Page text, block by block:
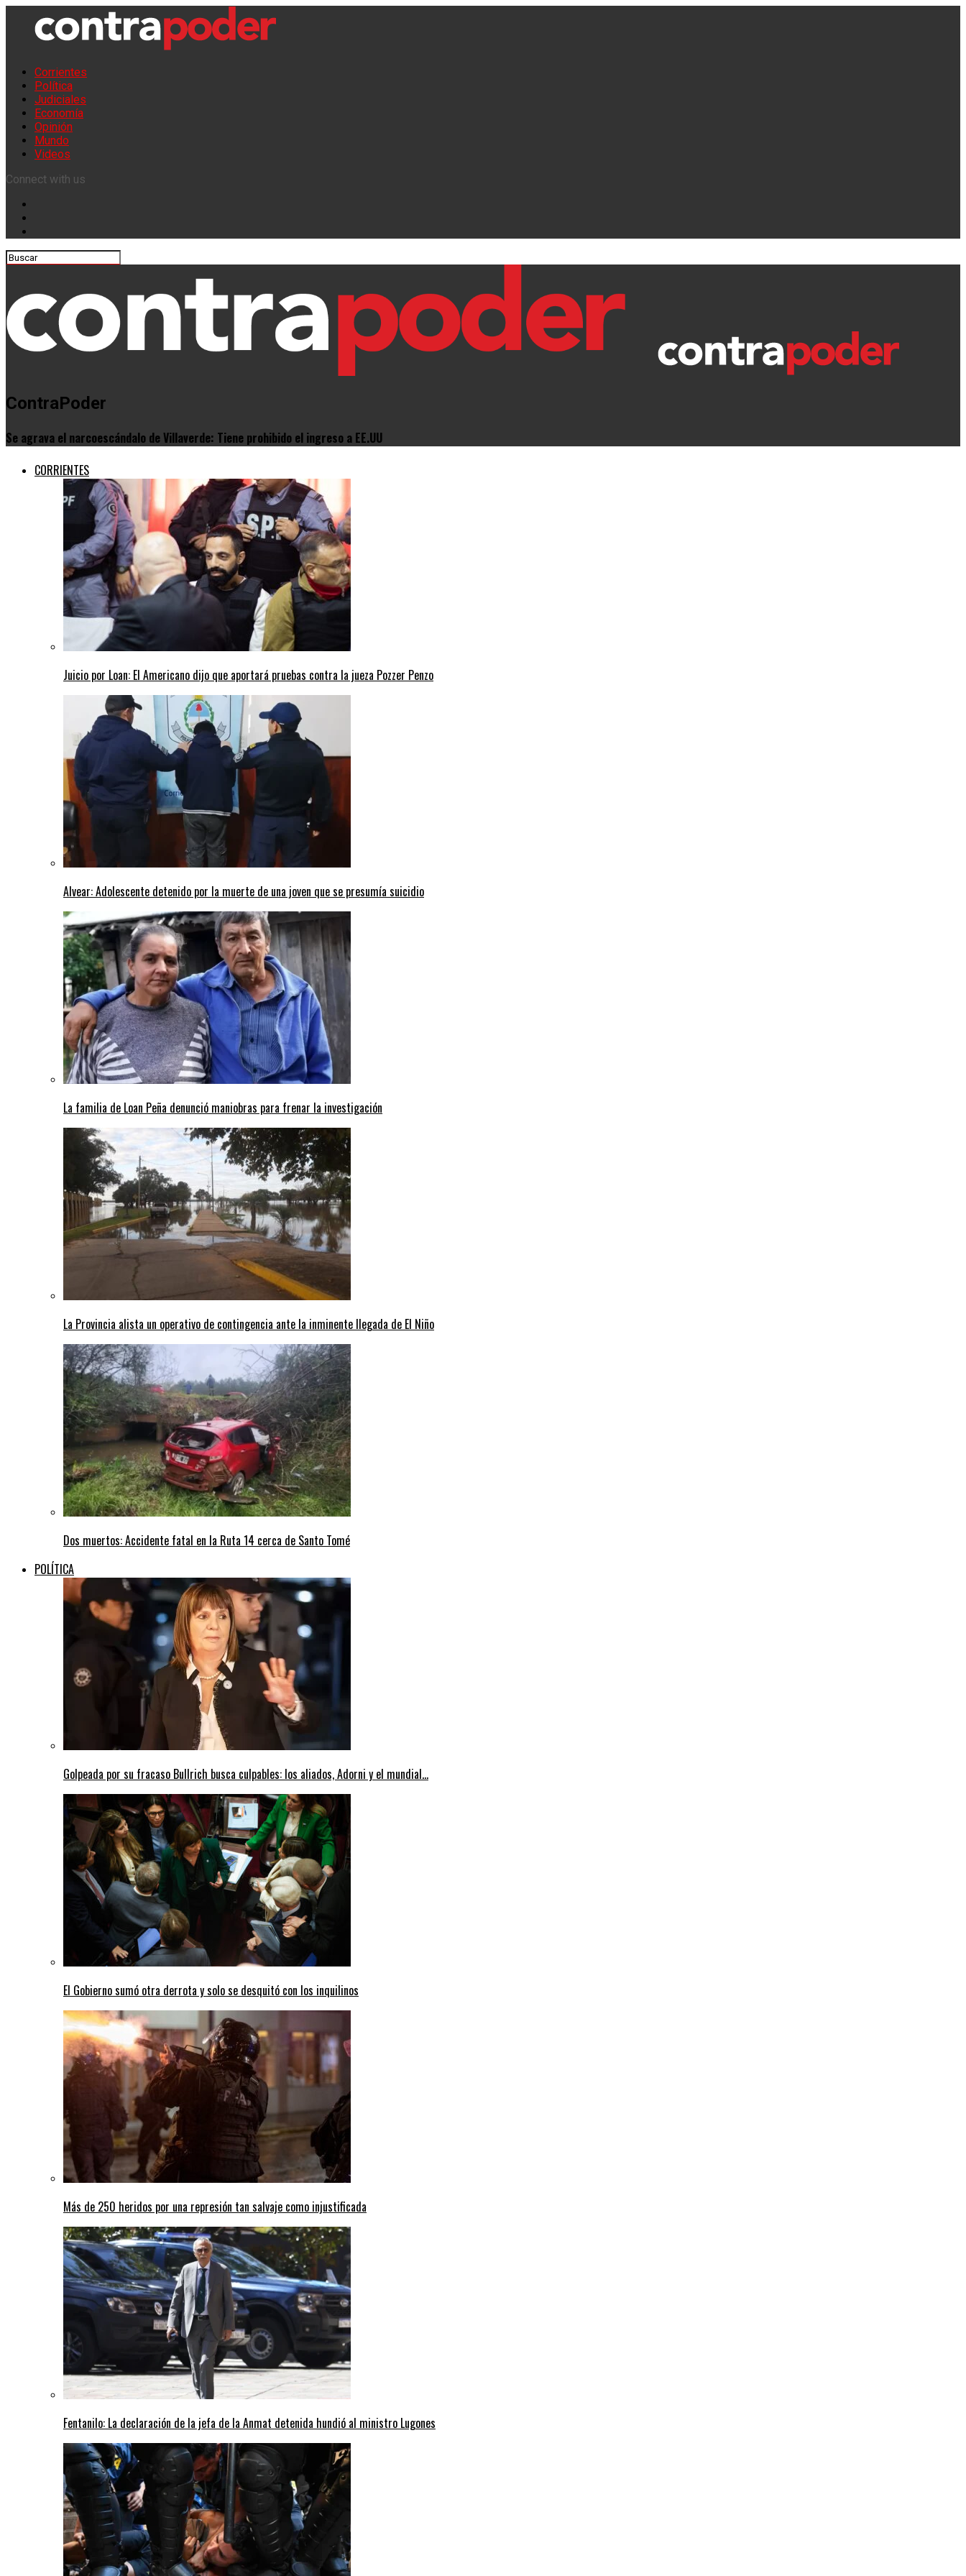
Corrientes
Política
Judiciales
Economía
Opinión
Mundo
Videos
Connect with us
ContraPoder
Se agrava el narcoescándalo de Villaverde: Tiene prohibido el ingreso a EE.UU
CORRIENTES
Juicio por Loan: El Americano dijo que aportará pruebas contra la jueza Pozzer Penzo
Alvear: Adolescente detenido por la muerte de una joven que se presumía suicidio
La familia de Loan Peña denunció maniobras para frenar la investigación
La Provincia alista un operativo de contingencia ante la inminente llegada de El Niño
Dos muertos: Accidente fatal en la Ruta 14 cerca de Santo Tomé
POLÍTICA
Golpeada por su fracaso Bullrich busca culpables: los aliados, Adorni y el mundial...
El Gobierno sumó otra derrota y solo se desquitó con los inquilinos
Más de 250 heridos por una represión tan salvaje como injustificada
Fentanilo: La declaración de la jefa de la Anmat detenida hundió al ministro Lugones